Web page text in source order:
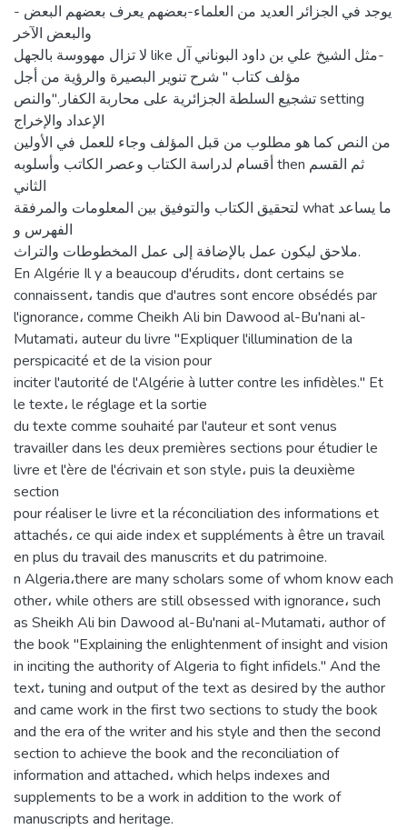
يوجد في الجزائر العديد من العلماء-بعضهم يعرف بعضهم البعض -
والبعض الآخر
لا تزال مهووسة بالجهل like مثل الشيخ علي بن داود البوناني آل-
مؤلف كتاب " شرح تنوير البصيرة والرؤية من أجل
تشجيع السلطة الجزائرية على محاربة الكفار."والنص setting
الإعداد والإخراج
من النص كما هو مطلوب من قبل المؤلف وجاء للعمل في الأولين
أقسام لدراسة الكتاب وعصر الكاتب وأسلوبه then ثم القسم
الثاني
لتحقيق الكتاب والتوفيق بين المعلومات والمرفقة what ما يساعد
الفهرس و
ملاحق ليكون عمل بالإضافة إلى عمل المخطوطات والتراث.
En Algérie Il y a beaucoup d'érudits، dont certains se
connaissent، tandis que d'autres sont encore obsédés par
l'ignorance، comme Cheikh Ali bin Dawood al-Bu'nani al-
Mutamati، auteur du livre "Expliquer l'illumination de la
perspicacité et de la vision pour
inciter l'autorité de l'Algérie à lutter contre les infidèles." Et
le texte، le réglage et la sortie
du texte comme souhaité par l'auteur et sont venus
travailler dans les deux premières sections pour étudier le
livre et l'ère de l'écrivain et son style، puis la deuxième
section
pour réaliser le livre et la réconciliation des informations et
attachés، ce qui aide index et suppléments à être un travail
en plus du travail des manuscrits et du patrimoine.
n Algeria،there are many scholars some of whom know each
other، while others are still obsessed with ignorance، such
as Sheikh Ali bin Dawood al-Bu'nani al-Mutamati، author of
the book "Explaining the enlightenment of insight and vision
in inciting the authority of Algeria to fight infidels." And the
text، tuning and output of the text as desired by the author
and came work in the first two sections to study the book
and the era of the writer and his style and then the second
section to achieve the book and the reconciliation of
information and attached، which helps indexes and
supplements to be a work in addition to the work of
manuscripts and heritage.